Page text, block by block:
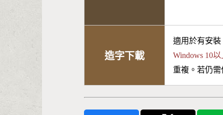
造字下載
適用於有安裝
Windows 10
重複。若仍